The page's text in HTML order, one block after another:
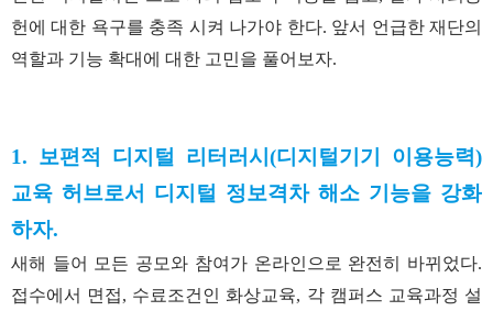
헌에 대한 욕구를 충족 시켜 나가야 한다. 앞서 언급한 재단의
역할과 기능 확대에 대한 고민을 풀어보자.
1. 보편적 디지털 리터러시(디지털기기 이용능력)
교육 허브로서 디지털 정보격차 해소 기능을 강화
하자.
새해 들어 모든 공모와 참여가 온라인으로 완전히 바뀌었다.
접수에서 면접, 수료조건인 화상교육, 각 캠퍼스 교육과정 설